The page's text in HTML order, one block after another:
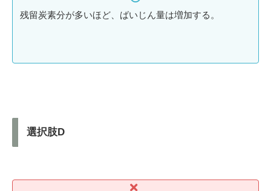
残留炭素分が多いほど、ばいじん量は増加する。
選択肢D